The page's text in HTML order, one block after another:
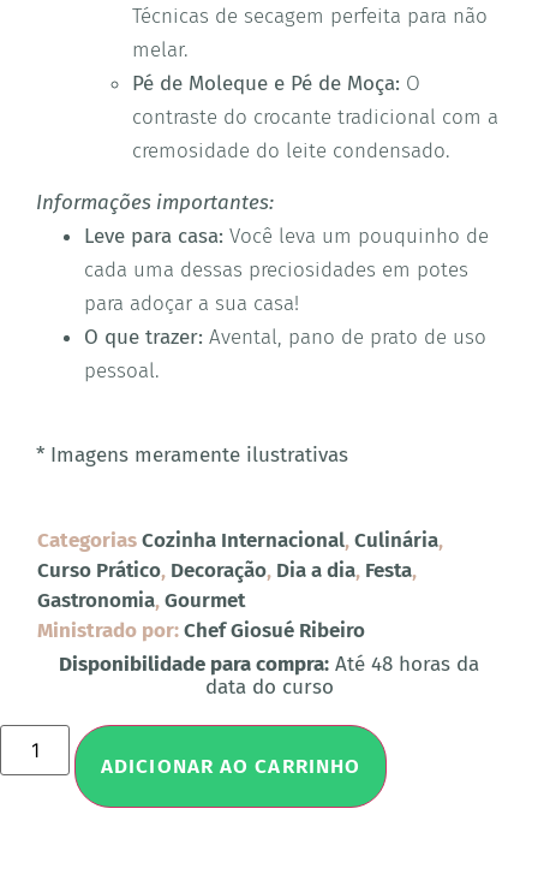
Técnicas de secagem perfeita para não
melar.
Pé de Moleque e Pé de Moça: O
contraste do crocante tradicional com a
cremosidade do leite condensado.
Informações importantes:
Leve para casa: Você leva um pouquinho de
cada uma dessas preciosidades em potes
para adoçar a sua casa!
O que trazer: Avental, pano de prato de uso
pessoal.
* Imagens meramente ilustrativas
CategoriasCozinha Internacional,Culinária,
Curso Prático, Decoração, Dia a dia, Festa,
Gastronomia,Gourmet
Ministrado por:Chef Giosué Ribeiro
Disponibilidade para compra: Até 48 horas da
data do curso
ADICIONAR AO CARRINHO